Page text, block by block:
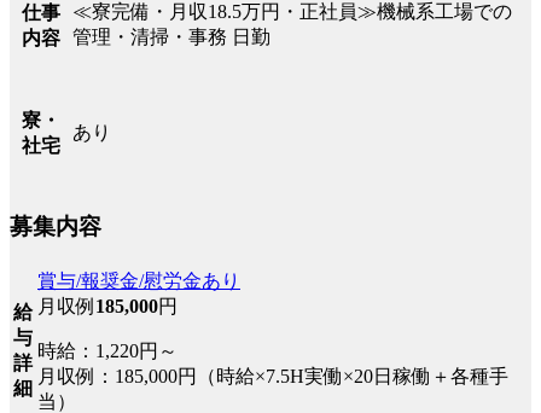
仕事
内容
≪寮完備・月収18.5万円・正社員≫機械系工場での
管理・清掃・事務 日勤
寮・
社宅
あり
募集内容
給
与
詳
細
賞与/報奨金/慰労金あり
月収例 185,000円
時給：1,220円～
月収例：185,000円（時給×7.5H実働×20日稼働＋各種手
当）